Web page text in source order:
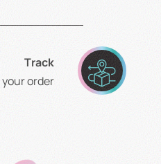
Τrack
your order